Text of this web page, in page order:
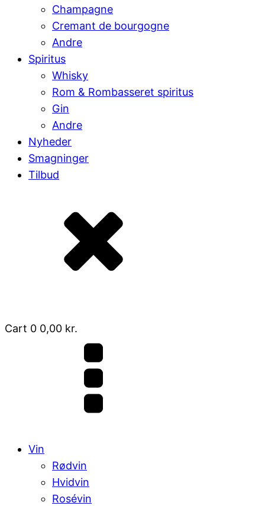
Champagne
Cremant de bourgogne
Andre
Spiritus
Whisky
Rom & Rombasseret spiritus
Gin
Andre
Nyheder
Smagninger
Tilbud
Cart 0 0,00 kr.
Vin
Rødvin
Hvidvin
Rosévin